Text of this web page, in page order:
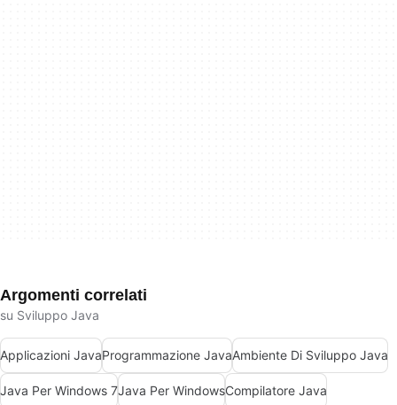
Argomenti correlati
su Sviluppo Java
Applicazioni JavaProgrammazione JavaAmbiente Di Sviluppo Java
Java Per Windows 7Java Per WindowsCompilatore Java